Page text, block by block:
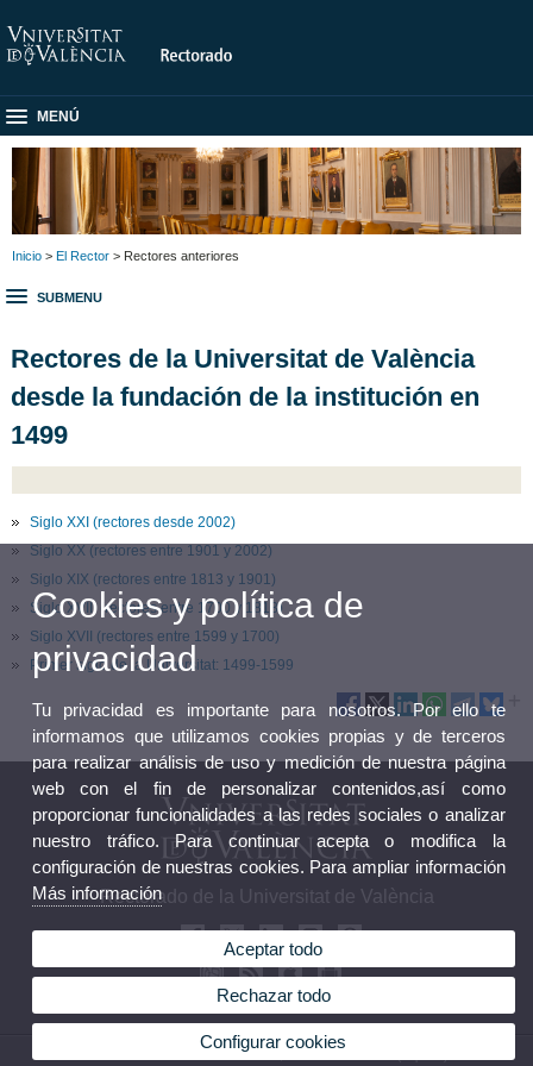
MENÚ
Inicio > El Rector > Rectores anteriores
SUBMENU
Rectores de la Universitat de València
desde la fundación de la institución en
1499
Siglo XXI (rectores desde 2002)
Siglo XX (rectores entre 1901 y 2002)
Siglo XIX (rectores entre 1813 y 1901)
Siglo XVIII (rectores entre 1700 y 1813)
Siglo XVII (rectores entre 1599 y 1700)
Primer siglo de la Universitat: 1499-1599
Rectorado de la Universitat de València
© 2026 UV. - Avda. Blasco Ibáñez, 13. 46010 Valencia (España).
Cookies y política de
privacidad
Tu privacidad es importante para nosotros. Por ello te
informamos que utilizamos cookies propias y de terceros
para realizar análisis de uso y medición de nuestra página
web con el fin de personalizar contenidos,así como
proporcionar funcionalidades a las redes sociales o analizar
nuestro tráfico. Para continuar acepta o modifica la
configuración de nuestras cookies. Para ampliar información
Más información
Aceptar todo
Rechazar todo
Configurar cookies